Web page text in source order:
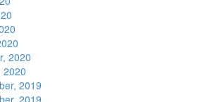
2020
2020
2019
2019